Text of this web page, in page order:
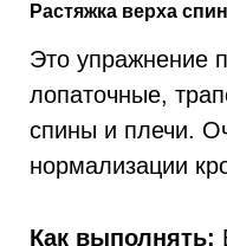
Растяжка верха
Это упражнение
лопаточные,
спины и плечи.
нормализации
Как выполнять: